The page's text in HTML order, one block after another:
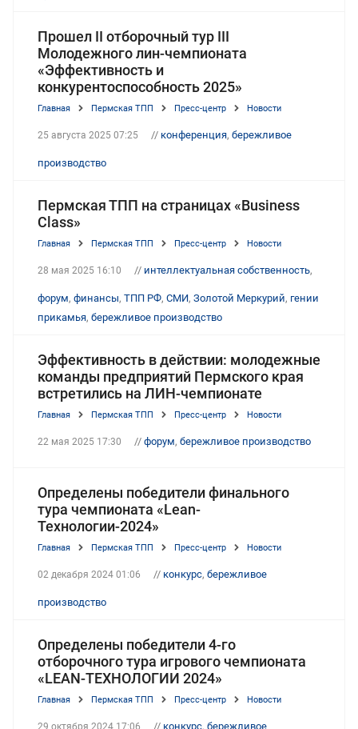
Прошел II отборочный тур III
Молодежного лин-чемпионата
«Эффективность и
конкурентоспособность 2025»
Главная Пермская ТПП Пресс-центр Новости
25 августа 2025 07:25 // конференция, бережливое
производство
Пермская ТПП на страницах «Business
Class»
Главная Пермская ТПП Пресс-центр Новости
28 мая 2025 16:10 // интеллектуальная собственность,
форум, финансы, ТПП РФ, СМИ, Золотой Меркурий, гении
прикамья, бережливое производство
Эффективность в действии: молодежные
команды предприятий Пермского края
встретились на ЛИН-чемпионате
Главная Пермская ТПП Пресс-центр Новости
22 мая 2025 17:30 // форум, бережливое производство
Определены победители финального
тура чемпионата «Lean-
Технологии-2024»
Главная Пермская ТПП Пресс-центр Новости
02 декабря 2024 01:06 // конкурс, бережливое
производство
Определены победители 4-го
отборочного тура игрового чемпионата
«LEAN-ТЕХНОЛОГИИ 2024»
Главная Пермская ТПП Пресс-центр Новости
29 октября 2024 17:06 // конкурс, бережливое